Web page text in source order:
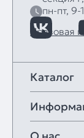
пн-пт, 9-
Правовая
Каталог